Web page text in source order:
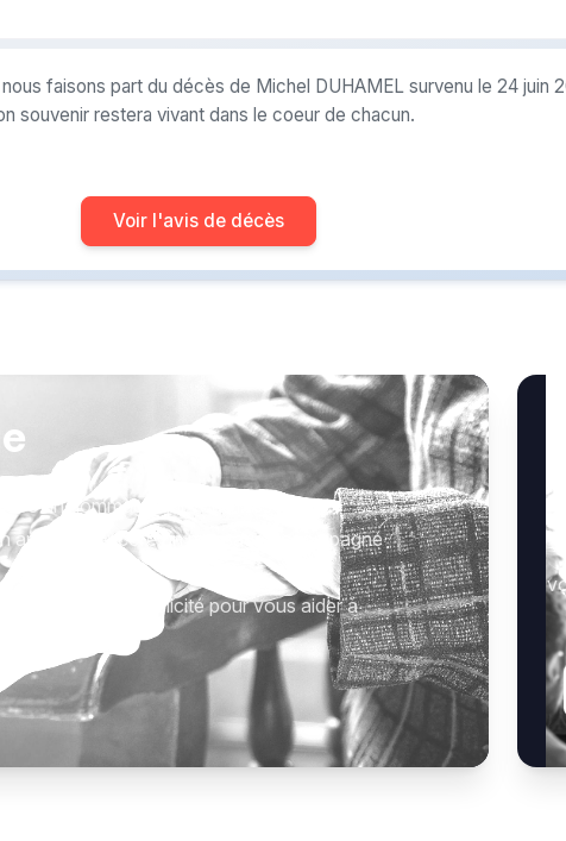
faisons part du décès de Michel DUHAMEL survenu le 24 juin
souvenir restera vivant dans le coeur de chacun.
Voir l'avis de décès
un hommage qui vous ressemble :
arbre, ou encore un message accompagné
respect et simplicité pour vous aider à